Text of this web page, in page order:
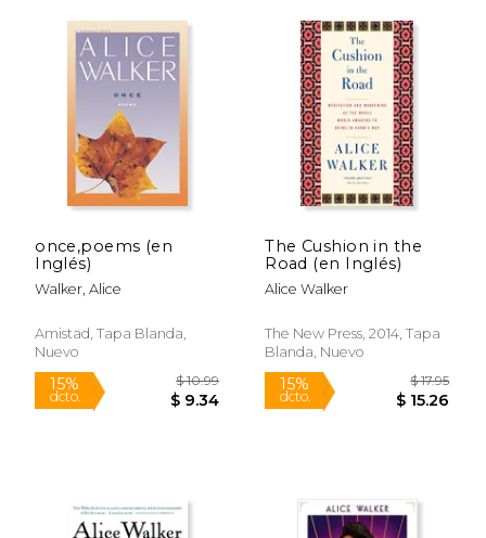
15%
dcto.
15%
dcto.
once,poems (en
Inglés)
Walker, Alice
Amistad, Tapa Blanda,
Nuevo
The Cushion in the
Road (en Inglés)
Alice Walker
The New Press, 2014, Tapa
Blanda, Nuevo